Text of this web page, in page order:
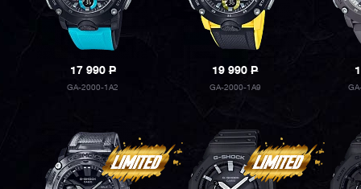
17 990P
GA-2000-1A2
19 990P
GA-2000-1A9